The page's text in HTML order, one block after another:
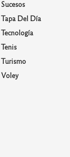
Sucesos
Tapa Del Día
Tecnología
Tenis
Turismo
Voley